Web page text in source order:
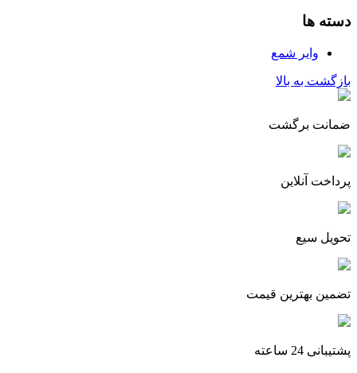
دسته ها
وایر شمع
بازگشت به بالا
ضمانت برگشت
پرداخت آنلاین
تحویل سیع
تضمین بهترین قیمت
پشتیبانی 24 ساعته